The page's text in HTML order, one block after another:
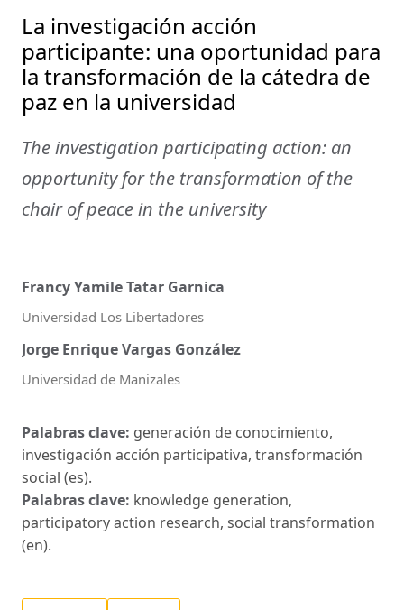
La investigación acción
participante: una oportunidad para
la transformación de la cátedra de
paz en la universidad
The investigation participating action: an
opportunity for the transformation of the
chair of peace in the university
Francy Yamile Tatar Garnica
Universidad Los Libertadores
Jorge Enrique Vargas González
Universidad de Manizales
Palabras clave: generación de conocimiento,
investigación acción participativa, transformación
social (es).
Palabras clave: knowledge generation,
participatory action research, social transformation
(en).